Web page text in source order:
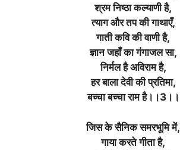
श्रम निष्ठा कल्याणी है,
त्याग और तप की गाथाएँ,
गाती कवि की वाणी है,
ज्ञान जहाँ का गंगाजल सा,
निर्मल है अविराम है,
हर बाला देवी की प्रतिमा,
बच्चा बच्चा राम है।।3।।
जिस के सैनिक समरभूमि में,
गाया करते गीता है,